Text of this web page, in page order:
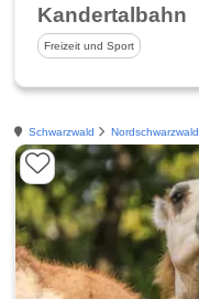
Kandertalbahn
Freizeit und Sport
Schwarzwald Nordschwarzwald